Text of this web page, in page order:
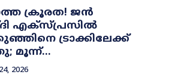
ക്രൂരത! ജൻ
എക്സ്പ്രസിൽ
ട്രാക്കിലേക്ക്
മൂന്ന്...
2026